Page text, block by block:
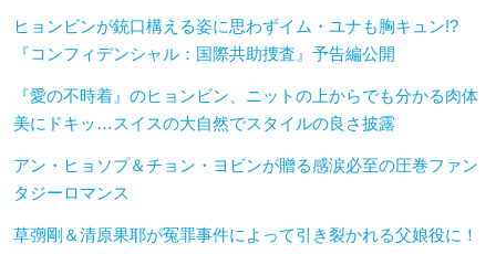
ヒョンビンが銃口構える姿に思わずイム・ユナも胸キュン!?
『コンフィデンシャル：国際共助捜査』予告編公開
『愛の不時着』のヒョンビン、ニットの上からでも分かる肉体
美にドキッ…スイスの大自然でスタイルの良さ披露
アン・ヒョソプ＆チョン・ヨビンが贈る感涙必至の圧巻ファン
タジーロマンス
草彅剛＆清原果耶が冤罪事件によって引き裂かれる父娘役に！